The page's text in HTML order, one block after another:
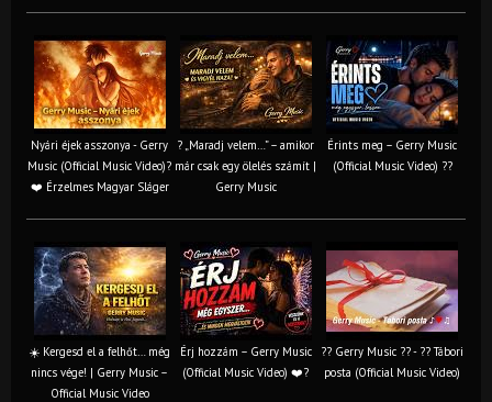
Nyári éjek asszonya - Gerry
Music (Official Music Video)?
❤️ Érzelmes Magyar Sláger
? „Maradj velem…” – amikor
már csak egy ölelés számít |
Gerry Music
Érints meg – Gerry Music
(Official Music Video) ??
☀️ Kergesd el a felhőt… még
nincs vége! | Gerry Music –
Official Music Video
Érj hozzám – Gerry Music
(Official Music Video) ❤️?
?? Gerry Music ?? - ?? Tábori
posta (Official Music Video)